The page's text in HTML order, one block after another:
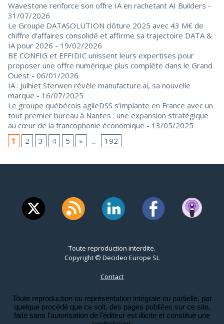
Wavestone renforce son offre IA en rachetant AI Builders -
31/07/2026
Le Groupe DATASOLUTION clôture 2025 avec 43 M€ de
chiffre d’affaires consolidé et affirme sa trajectoire DATA &
IA pour 2026 - 19/02/2026
BE CONFIG et EFFIDIC unissent leurs expertises pour
proposer une offre numérique plus complète dans le Grand
Ouest - 06/01/2026
IA : Julhiet Sterwen révèle manufacture.ai, sa nouvelle
marque - 16/07/2025
Le groupe québécois agileDSS s’implante en France avec un
tout premier bureau à Nantes : une expansion stratégique
au cœur de la francophonie économique - 13/05/2025
1
2 3 4 5 » ... 192
Toute reproduction interdite.
Copyright © Decideo Europe SL
Contact
Toute reproduction ou représentation intégrale ou partielle, par
quelque procédé que ce soit, des pages publiées sur ce site,
faite sans l'autorisation de l'éditeur est illicite et constitue une